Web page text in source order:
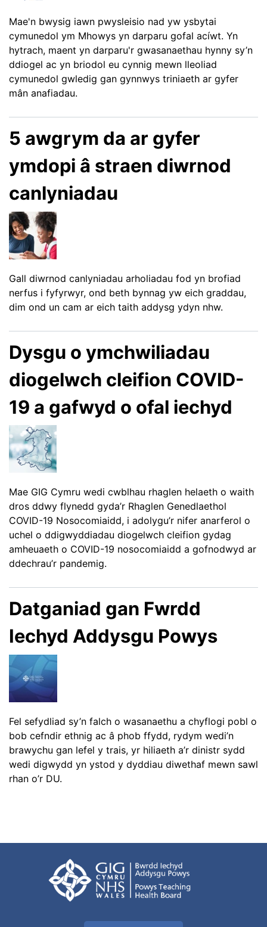
Mae'n bwysig iawn pwysleisio nad yw ysbytai
cymunedol ym Mhowys yn darparu gofal acíwt. Yn
hytrach, maent yn darparu'r gwasanaethau hynny sy’n
ddiogel ac yn briodol eu cynnig mewn lleoliad
cymunedol gwledig gan gynnwys triniaeth ar gyfer
mân anafiadau.
5 awgrym da ar gyfer
ymdopi â straen diwrnod
canlyniadau
Gall diwrnod canlyniadau arholiadau fod yn brofiad
nerfus i fyfyrwyr, ond beth bynnag yw eich graddau,
dim ond un cam ar eich taith addysg ydyn nhw.
Dysgu o ymchwiliadau
diogelwch cleifion COVID-
19 a gafwyd o ofal iechyd
Mae GIG Cymru wedi cwblhau rhaglen helaeth o waith
dros ddwy flynedd gyda’r Rhaglen Genedlaethol
COVID-19 Nosocomiaidd, i adolygu’r nifer anarferol o
uchel o ddigwyddiadau diogelwch cleifion gydag
amheuaeth o COVID-19 nosocomiaidd a gofnodwyd ar
ddechrau’r pandemig.
Datganiad gan Fwrdd
Iechyd Addysgu Powys
Fel sefydliad sy’n falch o wasanaethu a chyflogi pobl o
bob cefndir ethnig ac â phob ffydd, rydym wedi’n
brawychu gan lefel y trais, yr hiliaeth a’r dinistr sydd
wedi digwydd yn ystod y dyddiau diwethaf mewn sawl
rhan o’r DU.